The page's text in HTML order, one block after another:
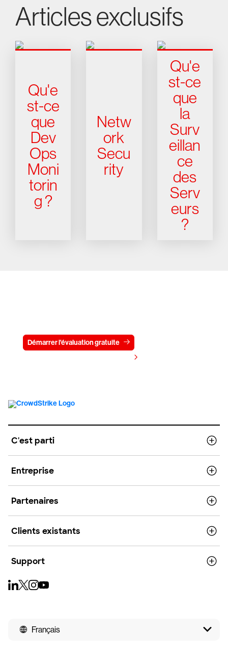
Articles exclusifs
Qu'e
st-ce
que
Dev
Ops
Moni
torin
g ?
Netw
ork
Secu
rity
Qu'e
st-ce
que
la
Surv
eillan
ce
des
Serv
eurs
?
Démarrer l'évaluation gratuite
C'est parti
Entreprise
Partenaires
Clients existants
Support
Français